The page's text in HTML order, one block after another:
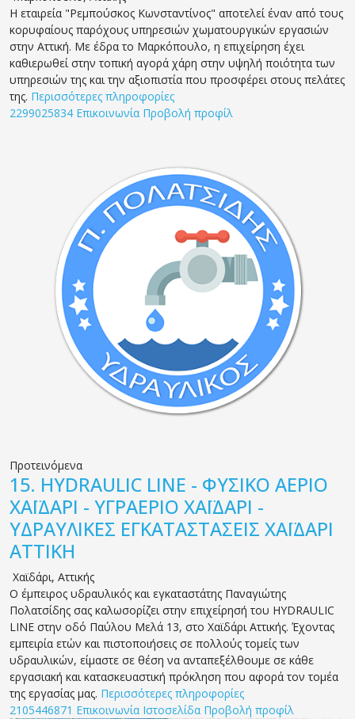
Η εταιρεία "Ρεμπούσκος Κωνσταντίνος" αποτελεί έναν από τους
κορυφαίους παρόχους υπηρεσιών χωματουργικών εργασιών
στην Αττική. Με έδρα το Μαρκόπουλο, η επιχείρηση έχει
καθιερωθεί στην τοπική αγορά χάρη στην υψηλή ποιότητα των
υπηρεσιών της και την αξιοπιστία που προσφέρει στους πελάτες
της. Περισσότερες πληροφορίες
2299025834 Επικοινωνία Προβολή προφίλ
Προτεινόμενα
15. HYDRAULIC LINE - ΦΥΣΙΚΟ ΑΕΡΙΟ
ΧΑΪΔΑΡΙ - ΥΓΡΑΕΡΙΟ ΧΑΪΔΑΡΙ -
ΥΔΡΑΥΛΙΚΕΣ ΕΓΚΑΤΑΣΤΑΣΕΙΣ ΧΑΪΔΑΡΙ
ΑΤΤΙΚΗ
Χαϊδάρι, Αττικής
Ο έμπειρος υδραυλικός και εγκαταστάτης Παναγιώτης
Πολατσίδης σας καλωσορίζει στην επιχείρησή του HYDRAULIC
LINE στην οδό Παύλου Μελά 13, στο Χαϊδάρι Αττικής. Έχοντας
εμπειρία ετών και πιστοποιήσεις σε πολλούς τομείς των
υδραυλικών, είμαστε σε θέση να ανταπεξέλθουμε σε κάθε
εργασιακή και κατασκευαστική πρόκληση που αφορά τον τομέα
της εργασίας μας. Περισσότερες πληροφορίες
2105446871 Επικοινωνία Ιστοσελίδα Προβολή προφίλ